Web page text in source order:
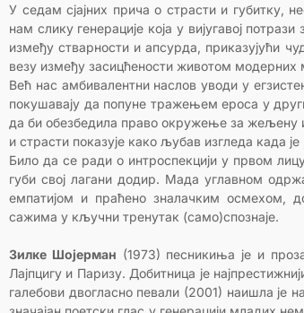
У седам сјајних прича о страсти и
нам слику генерације која у вијугавој
између стварности и апсурда, приказујући
везу између засицћености животом модерних
Већ нас амбивалентни наслов уводи у
покушавају да попуне тражењем ероса у
да би обезбедила право окружење за жељену
и страсти показује како љубав изгледа када
Било да се ради о интроспекцији у првом
губи свој лагани додир. Мада углавном
емпатијом и праћено зналачким осмехом,
сажима у кључни тренутак (само)спознаје.
Зилке Шојерман (1973) песникиња је и
Лајпцигу и Паризу. Добитница је
галебови двогласно певали (2001) наишла је